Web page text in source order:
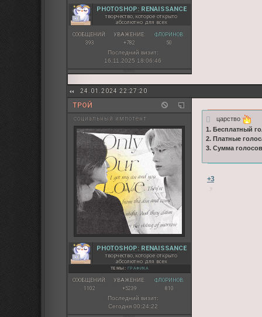
PHOTOSHOP: RENAISSANCE
творчество, которое открыто
абсолютно для всех
СООБЩЕНИЙ:
393
УВАЖЕНИЕ:
+782
ФЛОРИНОВ:
50
Последний визит:
16.11.2025 18:06:46
24.01.2024 22:27:20
ТРОЙ
социальный импотент
PHOTOSHOP: RENAISSANCE
творчество, которое открыто
абсолютно для всех
ТЕМЫ: ГРАФИКА
СООБЩЕНИЙ:
1102
УВАЖЕНИЕ:
+5239
ФЛОРИНОВ:
810
Последний визит:
Сегодня 00:24:22
царство
1. Бесплатный
2. Платные
3. Сумма
+3